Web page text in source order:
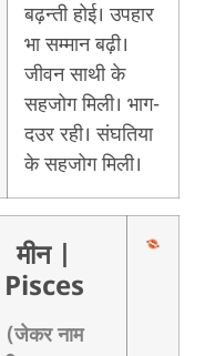
बढ़न्ती होई। उपहार
भा सम्मान बढ़ी।
जीवन साथी के
सहजोग मिली। भाग-
दउर रही। संघतिया
के सहजोग मिली।
मीन
Pisces
(जेकर नाम